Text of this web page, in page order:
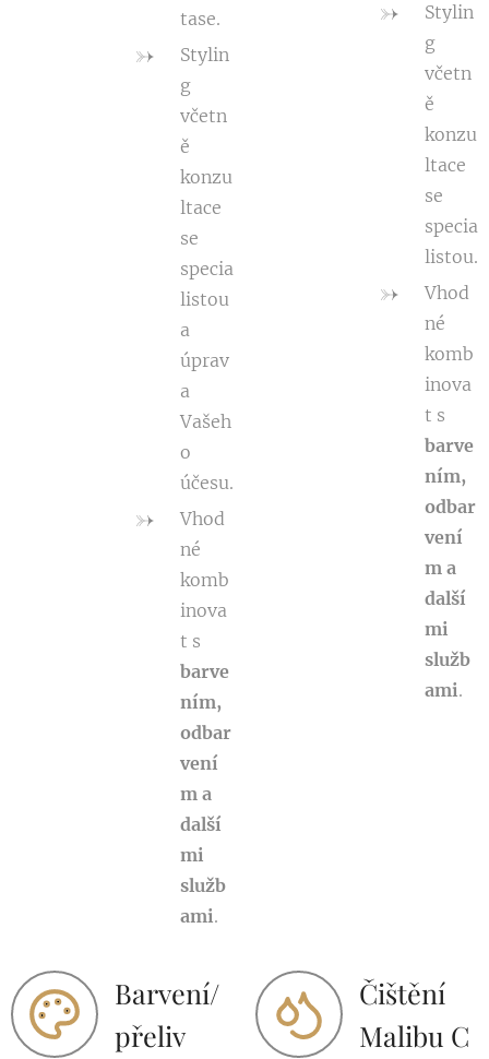
tase.
Stylin
g
včetn
ě
konzu
ltace
se
specia
listou
a
úprav
a
Vašeh
o
účesu.
Vhod
né
komb
inova
t s
barve
ním,
odbar
vení
m a
další
mi
služb
ami.
Stylin
g
včetn
ě
konzu
ltace
se
specia
listou.
Vhod
né
komb
inova
t s
barve
ním,
odbar
vení
m a
další
mi
služb
ami.
Barvení/
přeliv
Čištění
Malibu C